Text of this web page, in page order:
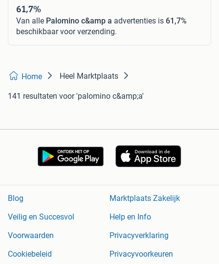
61,7%
Van alle Palomino c&amp a advertenties is 61,7%
beschikbaar voor verzending.
Home Heel Marktplaats
141 resultaten voor 'palomino c&amp;a'
Blog
Marktplaats Zakelijk
Veilig en Succesvol
Help en Info
Voorwaarden
Privacyverklaring
Cookiebeleid
Privacyvoorkeuren